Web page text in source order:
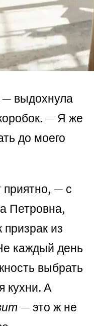
выдохнула
— Я же
до моего
— с
Петровна,
призрак из
каждый день
выбрать
кухни. А
— это ж не